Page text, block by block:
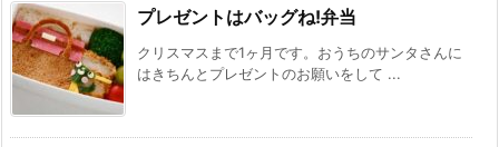
プレゼントはバッグね!弁当
クリスマスまで1ヶ月です。おうちのサンタさんに
はきちんとプレゼントのお願いをして ...